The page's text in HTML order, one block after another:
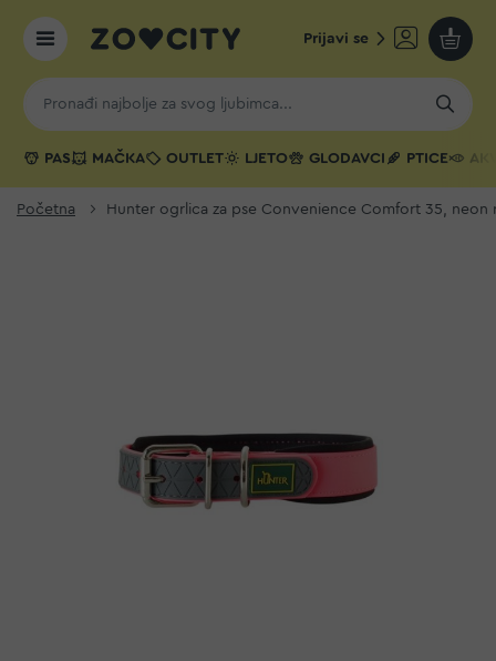
Prijavi se
Moja
PAS MAČKA OUTLET LJETO GLODAVCI PTICE
Početna Hunter ogrlica za pse Convenience Comfort 35, neon